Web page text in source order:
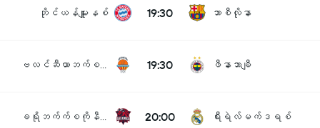
ဘိုင်ယန်မျူးနစ် 19:30 ဘာစီလိုနာ
19:30 ဖီနာဘာချီ
20:00 ရီးရဲလ်မက်ဒရစ်